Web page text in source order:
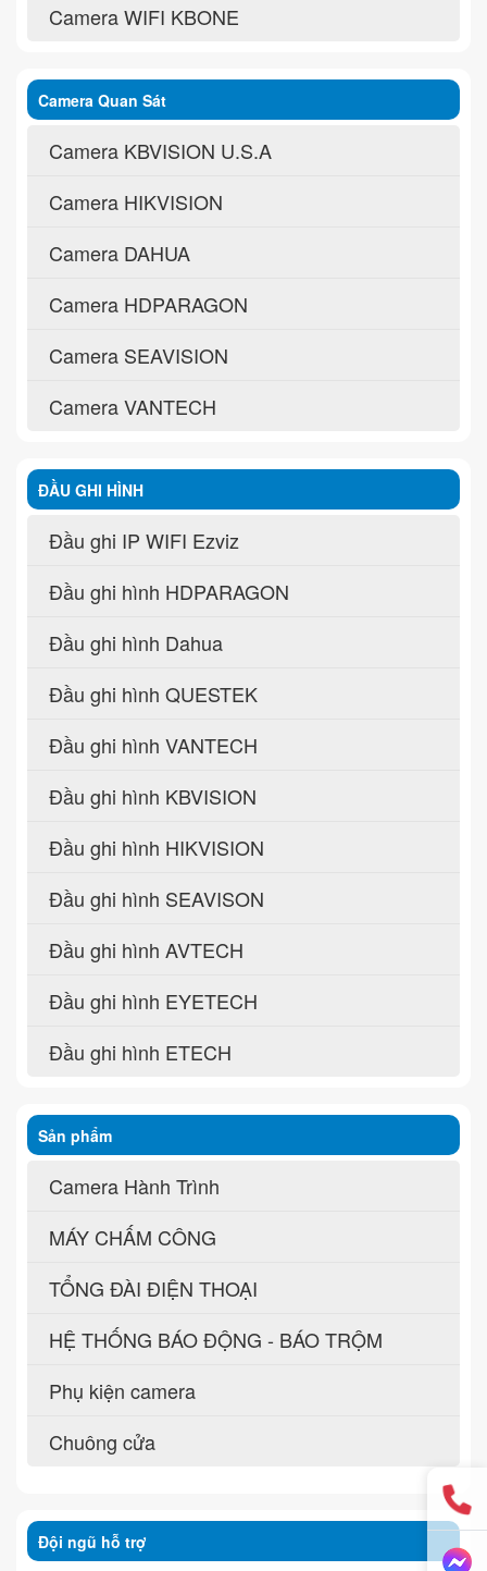
Camera WIFI KBONE
Camera Quan Sát
Camera KBVISION U.S.A
Camera HIKVISION
Camera DAHUA
Camera HDPARAGON
Camera SEAVISION
Camera VANTECH
ĐẦU GHI HÌNH
Đầu ghi IP WIFI Ezviz
Đầu ghi hình HDPARAGON
Đầu ghi hình Dahua
Đầu ghi hình QUESTEK
Đầu ghi hình VANTECH
Đầu ghi hình KBVISION
Đầu ghi hình HIKVISION
Đầu ghi hình SEAVISON
Đầu ghi hình AVTECH
Đầu ghi hình EYETECH
Đầu ghi hình ETECH
Sản phẩm
Camera Hành Trình
MÁY CHẤM CÔNG
TỔNG ĐÀI ĐIỆN THOẠI
HỆ THỐNG BÁO ĐỘNG - BÁO TRỘM
Phụ kiện camera
Chuông cửa
Đội ngũ hỗ trợ